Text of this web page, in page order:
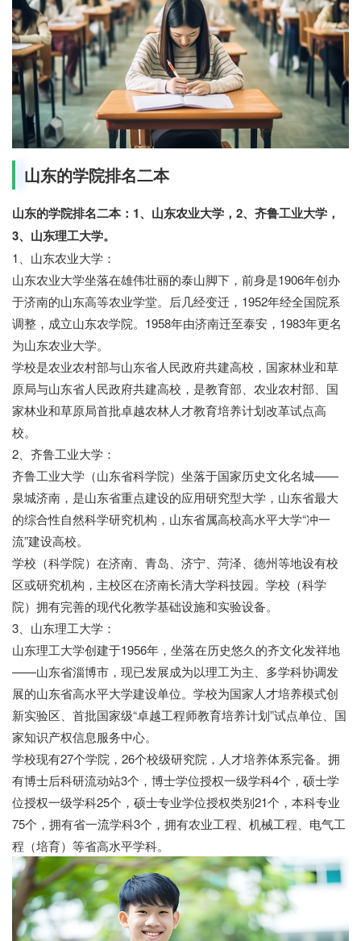
山东的学院排名二本
山东的学院排名二本：1、山东农业大学，2、齐鲁工业大学，
3、山东理工大学。
1、山东农业大学：
山东农业大学坐落在雄伟壮丽的泰山脚下，前身是1906年创办
于济南的山东高等农业学堂。后几经变迁，1952年经全国院系
调整，成立山东农学院。1958年由济南迁至泰安，1983年更名
为山东农业大学。
学校是农业农村部与山东省人民政府共建高校，国家林业和草
原局与山东省人民政府共建高校，是教育部、农业农村部、国
家林业和草原局首批卓越农林人才教育培养计划改革试点高
校。
2、齐鲁工业大学：
齐鲁工业大学（山东省科学院）坐落于国家历史文化名城——
泉城济南，是山东省重点建设的应用研究型大学，山东省最大
的综合性自然科学研究机构，山东省属高校高水平大学“冲一
流”建设高校。
学校（科学院）在济南、青岛、济宁、菏泽、德州等地设有校
区或研究机构，主校区在济南长清大学科技园。学校（科学
院）拥有完善的现代化教学基础设施和实验设备。
3、山东理工大学：
山东理工大学创建于1956年，坐落在历史悠久的齐文化发祥地
——山东省淄博市，现已发展成为以理工为主、多学科协调发
展的山东省高水平大学建设单位。学校为国家人才培养模式创
新实验区、首批国家级“卓越工程师教育培养计划”试点单位、国
家知识产权信息服务中心。
学校现有27个学院，26个校级研究院，人才培养体系完备。拥
有博士后科研流动站3个，博士学位授权一级学科4个，硕士学
位授权一级学科25个，硕士专业学位授权类别21个，本科专业
75个，拥有省一流学科3个，拥有农业工程、机械工程、电气工
程（培育）等省高水平学科。